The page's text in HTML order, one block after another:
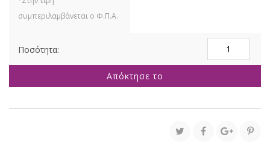
ΦΩΤΙΖΟΜΕΝΟ
ΧΡΥΣΟ
25ΕΚ
ποσότητα
Απόκτησε το